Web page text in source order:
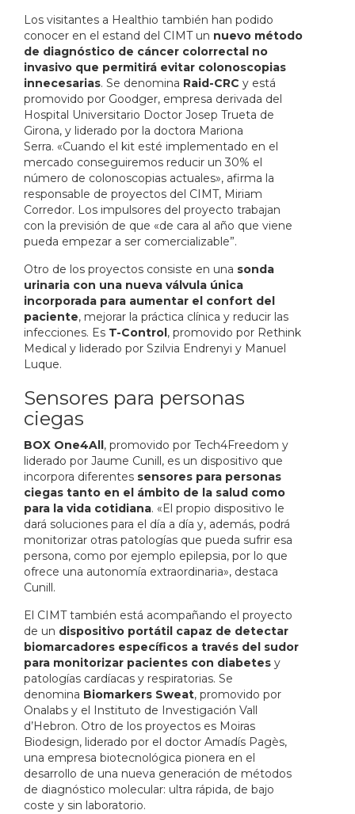
Los visitantes a Healthio también han podido
conocer en el estand del CIMT un nuevo método
de diagnóstico de cáncer colorrectal no
invasivo que permitirá evitar colonoscopias
innecesarias. Se denomina Raid-CRC y está
promovido por Goodger, empresa derivada del
Hospital Universitario Doctor Josep Trueta de
Girona, y liderado por la doctora Mariona
Serra. «Cuando el kit esté implementado en el
mercado conseguiremos reducir un 30% el
número de colonoscopias actuales», afirma la
responsable de proyectos del CIMT, Miriam
Corredor. Los impulsores del proyecto trabajan
con la previsión de que «de cara al año que viene
pueda empezar a ser comercializable”.
Otro de los proyectos consiste en una sonda
urinaria con una nueva válvula única
incorporada para aumentar el confort del
paciente, mejorar la práctica clínica y reducir las
infecciones. Es T-Control, promovido por Rethink
Medical y liderado por Szilvia Endrenyi y Manuel
Luque.
Sensores para personas
ciegas
BOX One4All, promovido por Tech4Freedom y
liderado por Jaume Cunill, es un dispositivo que
incorpora diferentes sensores para personas
ciegas tanto en el ámbito de la salud como
para la vida cotidiana. «El propio dispositivo le
dará soluciones para el día a día y, además, podrá
monitorizar otras patologías que pueda sufrir esa
persona, como por ejemplo epilepsia, por lo que
ofrece una autonomía extraordinaria», destaca
Cunill.
El CIMT también está acompañando el proyecto
de un dispositivo portátil capaz de detectar
biomarcadores específicos a través del sudor
para monitorizar pacientes con diabetes y
patologías cardíacas y respiratorias. Se
denomina Biomarkers Sweat, promovido por
Onalabs y el Instituto de Investigación Vall
d’Hebron. Otro de los proyectos es Moiras
Biodesign, liderado por el doctor Amadís Pagès,
una empresa biotecnológica pionera en el
desarrollo de una nueva generación de métodos
de diagnóstico molecular: ultra rápida, de bajo
coste y sin laboratorio.